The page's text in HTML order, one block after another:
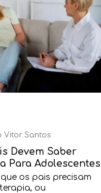
Vitor Santos
Devem Saber
Para Adolescentes
os pais precisam
ou